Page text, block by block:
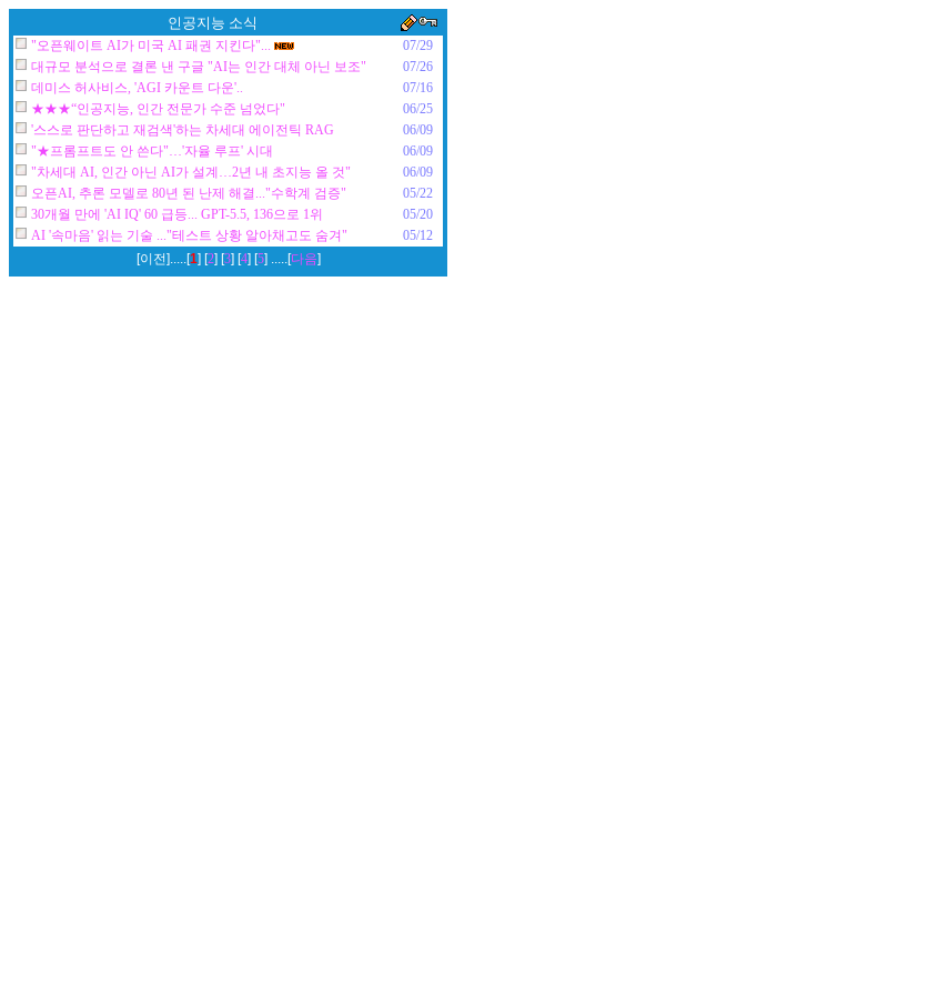
인공지능 소식
"오픈웨이트 AI가 미국 AI 패권 지킨다"...
07/29
대규모 분석으로 결론 낸 구글 "AI는 인간 대체 아닌 보조"
07/26
데미스 허사비스, 'AGI 카운트 다운'..
07/16
★★★“인공지능, 인간 전문가 수준 넘었다"
06/25
'스스로 판단하고 재검색'하는 차세대 에이전틱 RAG
06/09
"★프롬프트도 안 쓴다"…'자율 루프' 시대
06/09
"차세대 AI, 인간 아닌 AI가 설계…2년 내 초지능 올 것"
06/09
오픈AI, 추론 모델로 80년 된 난제 해결..."수학계 검증"
05/22
30개월 만에 'AI IQ' 60 급등... GPT-5.5, 136으로 1위
05/20
AI '속마음' 읽는 기술 ..."테스트 상황 알아채고도 숨겨"
05/12
[이전].....[1] [2] [3] [4] [5] .....[다음]